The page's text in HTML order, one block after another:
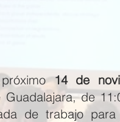
14 de
Guadalajara, de
de trabajo